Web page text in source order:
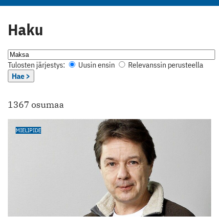
Haku
Tulosten järjestys: Uusin ensin
Relevanssin perusteella
Hae >
1367 osumaa
MIELIPIDE